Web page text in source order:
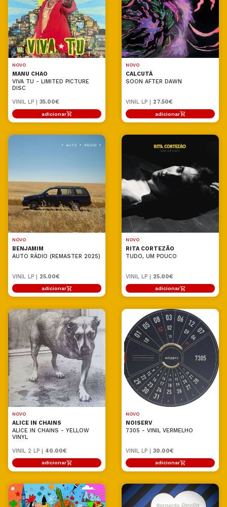
NOVO
MANU CHAO
VIVA TU - LIMITED PICTURE
DISC
VINIL LP | 35.00€
adicionar
NOVO
CALCUTÁ
SOON AFTER DAWN
VINIL LP | 27.50€
adicionar
NOVO
BENJAMIM
AUTO RÁDIO (REMASTER 2025)
VINIL LP | 25.00€
adicionar
NOVO
RITA CORTEZÃO
TUDO, UM POUCO
VINIL LP | 25.00€
adicionar
NOVO
ALICE IN CHAINS
ALICE IN CHAINS - YELLOW
VINYL
VINIL 2 LP | 40.00€
adicionar
NOVO
NOISERV
7305 - VINIL VERMELHO
VINIL LP | 30.00€
adicionar